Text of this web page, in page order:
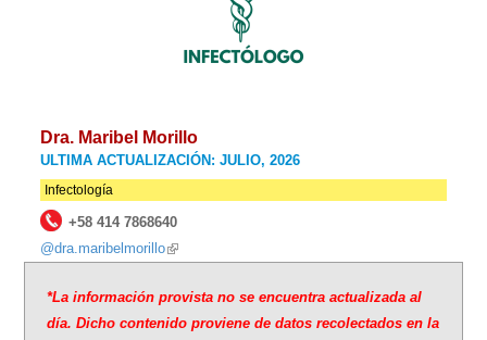
Dra. Maribel Morillo
ULTIMA ACTUALIZACIÓN: JULIO, 2026
Infectología
+58 414 7868640
@dra.maribelmorillo(link
external)
*La información provista no se encuentra actualizada al
día. Dicho contenido proviene de datos recolectados en la